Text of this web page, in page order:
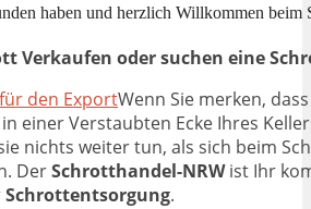
haben und herzlich Willkommen beim
Verkaufen oder suchen eine
Wenn Sie merken,
einer Verstaubten Ecke Ihres
nichts weiter tun, als sich beim
DerSchrotthandel-NRWist Ihr
Schrottentsorgung.